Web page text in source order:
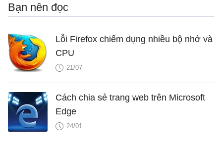
Bạn nên đọc
Lỗi Firefox chiếm dụng nhiều bộ nhớ và
CPU
21/07
Cách chia sẻ trang web trên Microsoft
Edge
24/01